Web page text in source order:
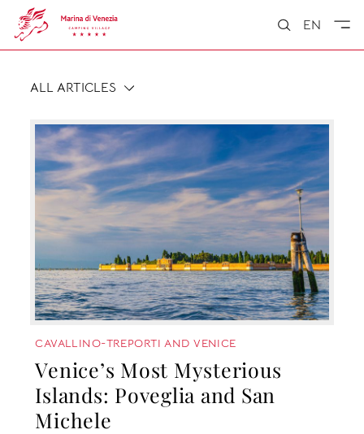
EN
ALL ARTICLES
CAVALLINO-TREPORTI AND VENICE
Venice’s Most Mysterious
Islands: Poveglia and San
Michele